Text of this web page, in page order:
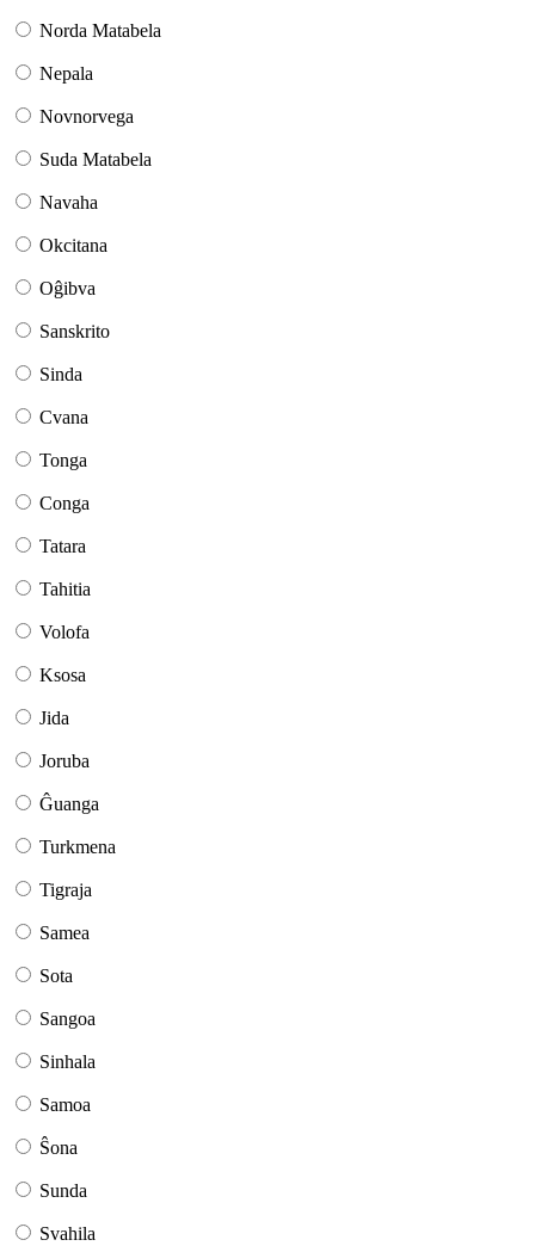
Norda Matabela
Nepala
Novnorvega
Suda Matabela
Navaha
Okcitana
Oĝibva
Sanskrito
Sinda
Cvana
Tonga
Conga
Tatara
Tahitia
Volofa
Ksosa
Jida
Joruba
Ĝuanga
Turkmena
Tigraja
Samea
Sota
Sangoa
Sinhala
Samoa
Ŝona
Sunda
Svahila